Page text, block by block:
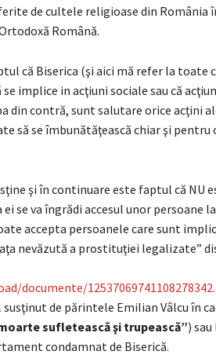
de cultele religioase din România
Română.
că Biserica (şi aici mă refer la toate
implice in acţiuni sociale sau că
din contră, sunt salutare orice acţini
să se îmbunătăţească chiar şi pentru
şi în continuare este faptul că NU
se va îngrădi accesul unor persoane
accepta persoanele care sunt
nevăzută a prostituţiei legalizate”
documente/
de părintele Emilian Vâlcu în
sufletească şi trupească”)
condamnat de Biserică.